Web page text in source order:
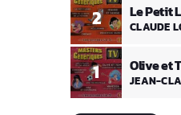
1 Olive et
JEAN-
2 Le Petit
CLAUDE